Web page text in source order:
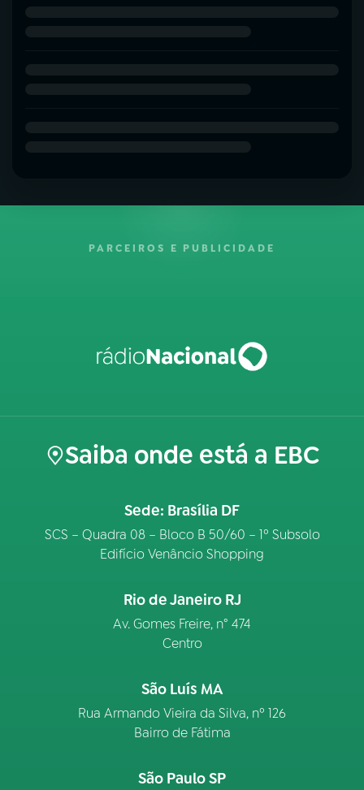
PARCEIROS E PUBLICIDADE
Saiba onde está a EBC
Sede: Brasília DF
SCS – Quadra 08 – Bloco B 50/60 – 1º Subsolo
Edifício Venâncio Shopping
Rio de Janeiro RJ
Av. Gomes Freire, n° 474
Centro
São Luís MA
Rua Armando Vieira da Silva, nº 126
Bairro de Fátima
São Paulo SP